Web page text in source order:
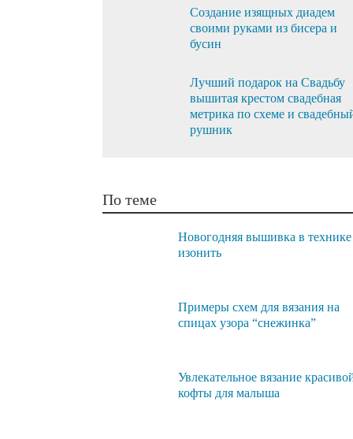
Создание изящных диадем
своими руками из бисера и
бусин
Лучший подарок на Свадьбу
вышитая крестом свадебная
метрика по схеме и
рушник
По теме
Новогодняя вышивка в технике
изонить
Примеры схем для вязания на
спицах узора “снежинка”
Увлекательное вязание
кофты для малыша